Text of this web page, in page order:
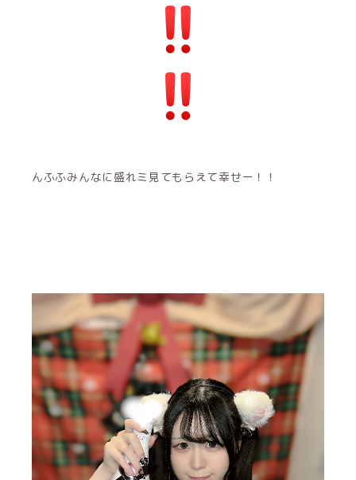
んふふみんなに盛れミ見てもらえて幸せー！！